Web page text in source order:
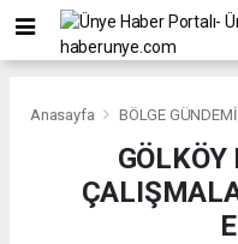
Anasayfa BÖLGE GÜNDEMİ